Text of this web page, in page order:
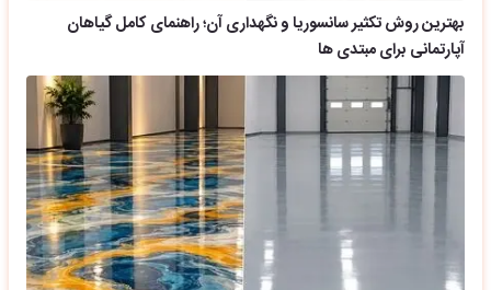
بهترین روش تکثیر سانسوریا و نگهداری آن؛ راهنمای کامل گیاهان
آپارتمانی برای مبتدی ها